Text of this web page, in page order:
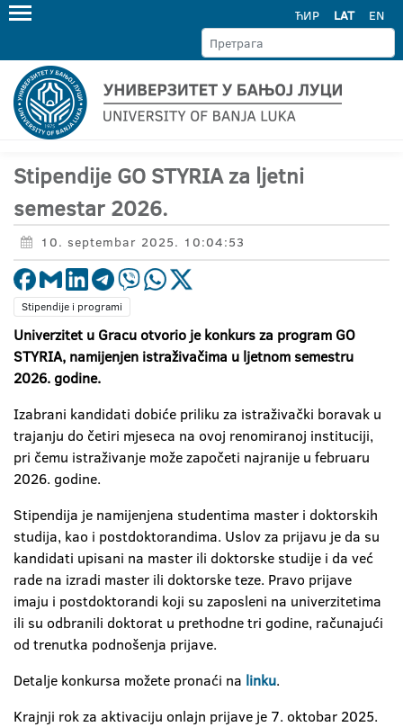
ЋИР LAT EN
Stipendije GO STYRIA za ljetni
semestar 2026.
10. septembar 2025. 10:04:53
Stipendije i programi
Univerzitet u Gracu otvorio je konkurs za program GO
STYRIA, namijenjen istraživačima u ljetnom semestru
2026. godine.
Izabrani kandidati dobiće priliku za istraživački boravak u
trajanju do četiri mjeseca na ovoj renomiranoj instituciji,
pri čemu istraživanje može započeti najranije u februaru
2026. godine.
Stipendija je namijenjena studentima master i doktorskih
studija, kao i postdoktorandima. Uslov za prijavu je da su
kandidati upisani na master ili doktorske studije i da već
rade na izradi master ili doktorske teze. Pravo prijave
imaju i postdoktorandi koji su zaposleni na univerzitetima
ili su odbranili doktorat u prethodne tri godine, računajući
od trenutka podnošenja prijave.
Detalje konkursa možete pronaći na linku.
Krajnji rok za aktivaciju onlajn prijave je 7. oktobar 2025.